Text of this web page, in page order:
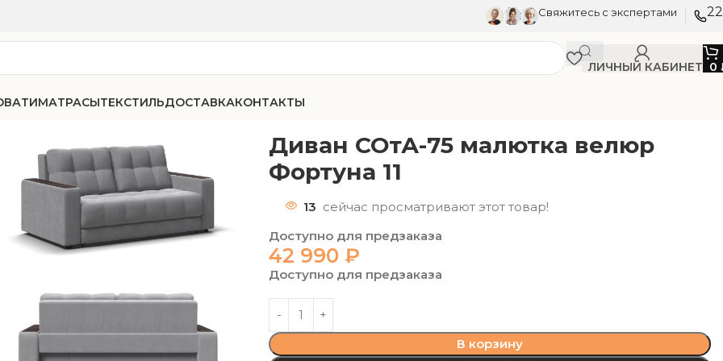
Свяжитесь с экспертами
ЛИЧНЫЙ КАБИНЕТ 0
МАТРАСЫТЕКСТИЛЬДОСТАВКАКОНТАКТЫ
Диван СОтА-75 малютка велюр
Фортуна 11
13 сейчас просматривают этот товар!
Доступно для предзаказа
42 990₽
Доступно для предзаказа
В корзину